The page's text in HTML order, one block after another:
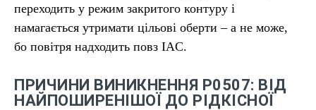
переходить у режим закритого контуру і
намагається утримати цільові оберти – а не може,
бо повітря надходить повз IAC.
ПРИЧИНИ ВИНИКНЕННЯ P0507: ВІД
НАЙПОШИРЕНІШОЇ ДО РІДКІСНОЇ